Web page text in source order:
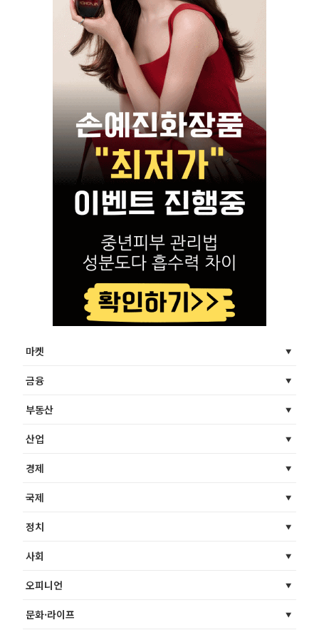
마켓
금융
부동산
산업
경제
국제
정치
사회
오피니언
문화·라이프